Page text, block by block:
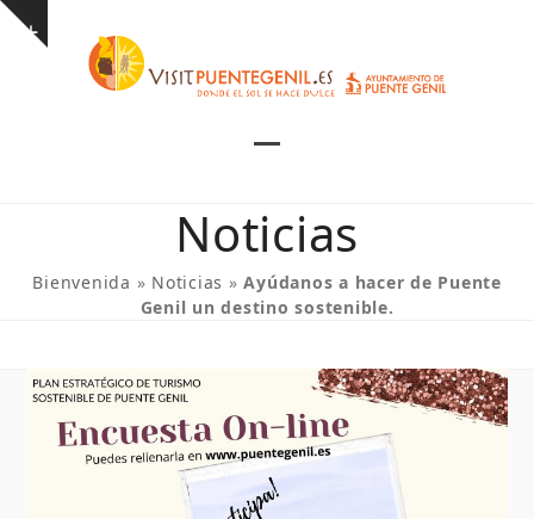
Skip
Show
mobile
menu
mobile
menu
Noticias
Bienvenida » Noticias »Ayúdanos a hacer de Puente
Genil un destino sostenible.